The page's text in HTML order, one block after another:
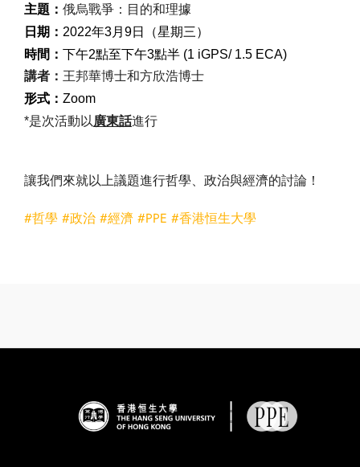
主題： 俄烏戰爭：目的和理據
日期： 2022年3月9日（星期三）
時間： 下午2點至下午3點半 (1 iGPS/ 1.5 ECA)
講者： 王邦華博士和方欣浩博士
形式： Zoom
*是次活動以 廣東話進行
讓我們來就以上議題進行哲學、政治與經濟的討論！
#哲學 #政治 #經濟 #PPE #香港恒生大學